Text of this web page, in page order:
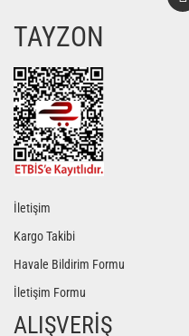
TAYZON
İletişim
Kargo Takibi
Havale Bildirim Formu
İletişim Formu
ALIŞVERİŞ